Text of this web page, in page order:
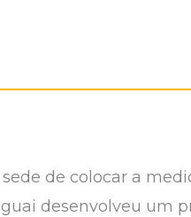
de colocar a
desenvolveu um